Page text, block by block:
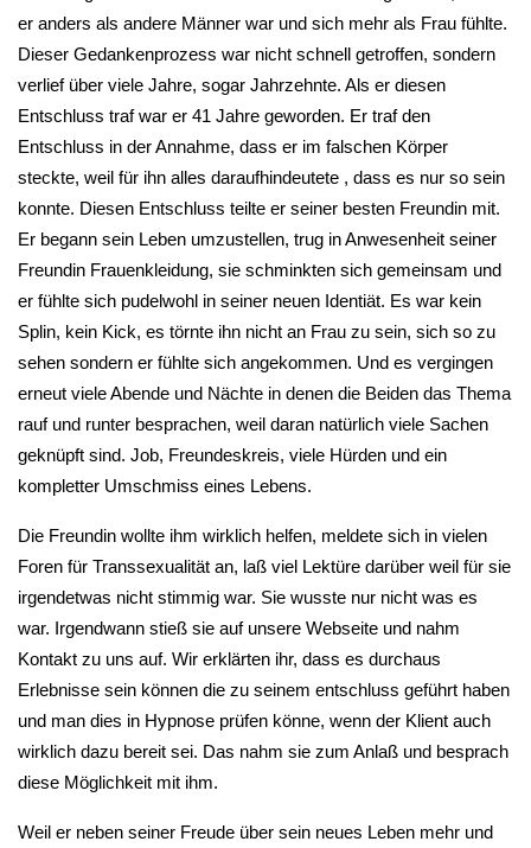
er anders als andere Männer war und sich mehr als Frau fühlte.
Dieser Gedankenprozess war nicht schnell getroffen, sondern
verlief über viele Jahre, sogar Jahrzehnte. Als er diesen
Entschluss traf war er 41 Jahre geworden. Er traf den
Entschluss in der Annahme, dass er im falschen Körper
steckte, weil für ihn alles daraufhindeutete , dass es nur so sein
konnte. Diesen Entschluss teilte er seiner besten Freundin mit.
Er begann sein Leben umzustellen, trug in Anwesenheit seiner
Freundin Frauenkleidung, sie schminkten sich gemeinsam und
er fühlte sich pudelwohl in seiner neuen Identiät. Es war kein
Splin, kein Kick, es törnte ihn nicht an Frau zu sein, sich so zu
sehen sondern er fühlte sich angekommen. Und es vergingen
erneut viele Abende und Nächte in denen die Beiden das Thema
rauf und runter besprachen, weil daran natürlich viele Sachen
geknüpft sind. Job, Freundeskreis, viele Hürden und ein
kompletter Umschmiss eines Lebens.
Die Freundin wollte ihm wirklich helfen, meldete sich in vielen
Foren für Transsexualität an, laß viel Lektüre darüber weil für sie
irgendetwas nicht stimmig war. Sie wusste nur nicht was es
war. Irgendwann stieß sie auf unsere Webseite und nahm
Kontakt zu uns auf. Wir erklärten ihr, dass es durchaus
Erlebnisse sein können die zu seinem entschluss geführt haben
und man dies in Hypnose prüfen könne, wenn der Klient auch
wirklich dazu bereit sei. Das nahm sie zum Anlaß und besprach
diese Möglichkeit mit ihm.
Weil er neben seiner Freude über sein neues Leben mehr und